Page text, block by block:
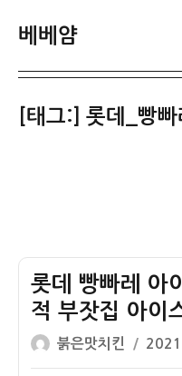
베베얌
[태그:]롯데_빵빠
롯데 빵빠레 아
적 부잣집 아이
글
쓴
붉은맛치킨
작
성
2021